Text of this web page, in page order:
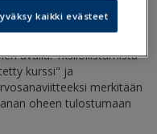
Päivitetty viimeksi: 3.3.2026
avulla. Yksilöllistämistä
kurssi" ja
merkitään
oheen tulostumaan
kaikki evästeet